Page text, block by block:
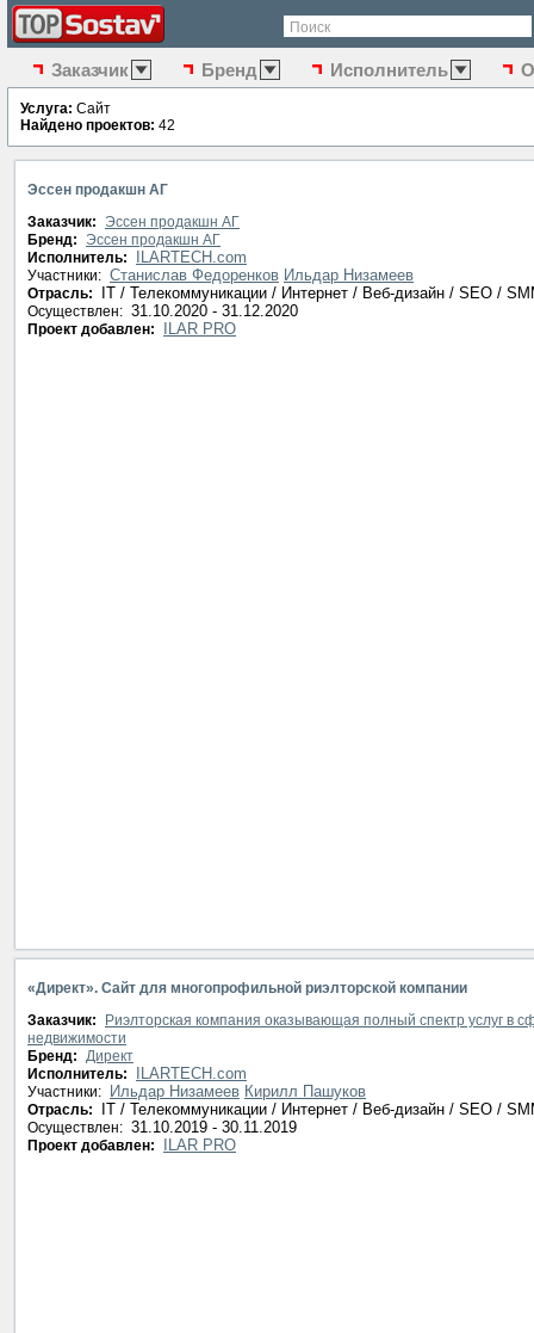
Поиск
Заказчик Бренд Исполнитель
Услуга: Сайт
Найдено проектов: 42
Эссен продакшн АГ
Заказчик:
Эссен продакшн АГ
Бренд:
Эссен продакшн АГ
Исполнитель:
ILARTECH.com
Участники: Станислав Федоренков Ильдар Низамеев
Отрасль: IT / Телекоммуникации / Интернет / Веб-дизайн / SEO /
Осуществлен: 31.10.2020 - 31.12.2020
Проект добавлен: ILAR PRO
«Директ». Сайт для многопрофильной риэлторской компании
Заказчик:
Риэлторская компания оказывающая полный спектр услуг в
недвижимости
Бренд: Директ
Исполнитель:
ILARTECH.com
Участники: Ильдар Низамеев Кирилл Пашуков
Отрасль: IT / Телекоммуникации / Интернет / Веб-дизайн / SEO /
Осуществлен: 31.10.2019 - 30.11.2019
Проект добавлен: ILAR PRO